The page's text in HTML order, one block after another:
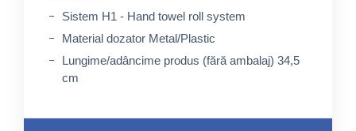
Sistem H1 - Hand towel roll system
Material dozator Metal/Plastic
Lungime/adâncime produs (fără ambalaj) 34,5
cm